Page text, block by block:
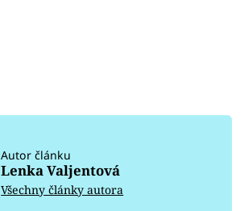
Autor článku
Lenka Valjentová
Všechny články autora